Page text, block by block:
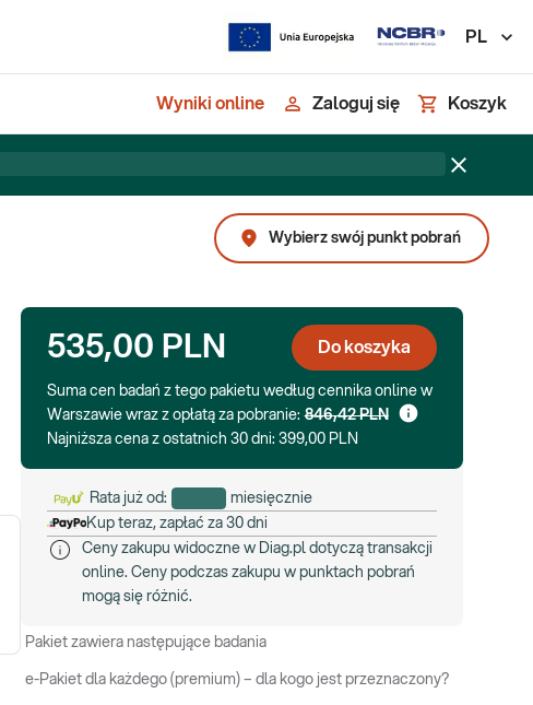
PL
Wyniki online Zaloguj się Koszyk
Wybierz swój punkt pobrań
535,00 PLN Do koszyka
Suma cen badań z tego pakietu według cennika online w
Warszawie wraz z opłatą za pobranie: 846,42 PLN
Najniższa cena z ostatnich 30 dni: 399,00 PLN
Rata już od:
miesięcznie
Kup teraz, zapłać za 30 dni
Ceny zakupu widoczne w Diag.pl dotyczą transakcji
online. Ceny podczas zakupu w punktach pobrań
mogą się różnić.
Pakiet zawiera następujące badania
e-Pakiet dla każdego (premium) – dla kogo jest przeznaczony?